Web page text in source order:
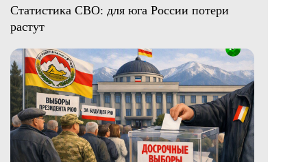
Статистика СВО: для юга России потери
растут